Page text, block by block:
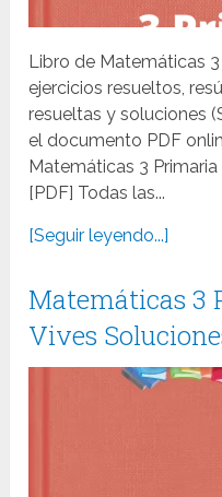
Libro de Matemáticas
ejercicios resueltos,
resueltas y soluciones
el documento PDF
Matemáticas 3
[PDF] Todas las...
[Seguir leyendo...]
Matemáticas 3
Vives